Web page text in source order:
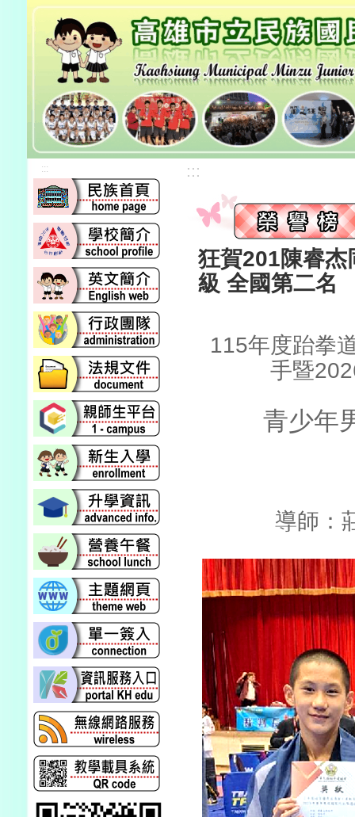
::: :::
狂賀201陳睿杰
級 全國第二名
115年度跆拳
手暨
青少年
導師：